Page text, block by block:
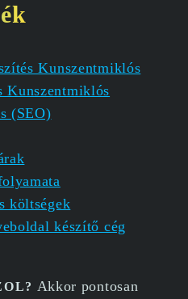
Kunszentmiklós
Kunszentmiklós
(SEO)
költségek
készítő cég
Akkor pontosan